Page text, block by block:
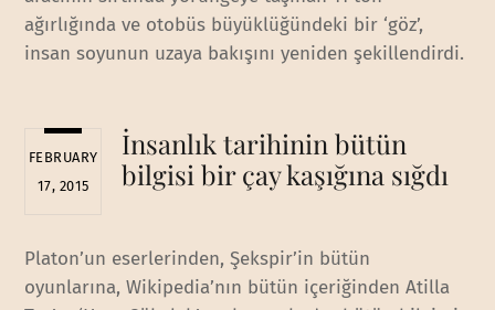
ağırlığında ve otobüs büyüklüğündeki bir ‘göz’,
insan soyunun uzaya bakışını yeniden şekillendirdi.
FEBRUARY
17, 2015
İnsanlık tarihinin bütün
bilgisi bir çay kaşığına sığdı
Platon’un eserlerinden, Şekspir’in bütün
oyunlarına, Wikipedia’nın bütün içeriğinden Atilla